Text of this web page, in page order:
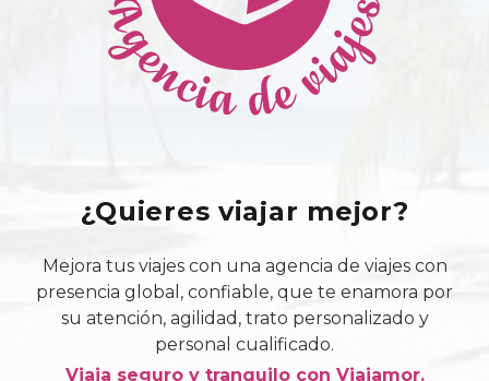
¿Quieres viajar mejor?
Mejora tus viajes con una agencia de viajes con
presencia global, confiable, que te enamora por
su atención, agilidad, trato personalizado y
personal cualificado.
Viaja seguro y tranquilo con Viajamor.